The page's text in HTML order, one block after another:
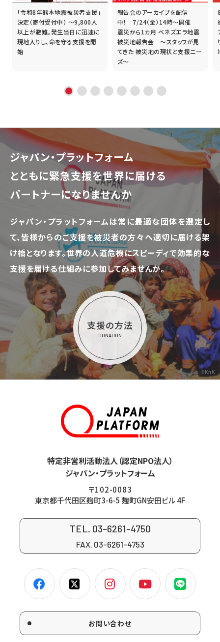
「令和8年熊本地震被災者支援」
決定（寄付受付中） ～9,800人
以上が避難。発生当日に迅速に
現地入りし、命を守る支援を開
始
報告会のアーカイブを配信
中！ 7/24（金）14時～開催
震災から1カ月 ベネズエラ地震
被災地報告会 ～スタッフが見
てきた 被災地の現状と支援ニー
ズ～
ジャパン・プラットフォーム
とともに緊急支援を世界に届ける
パートナーになりませんか
ジャパン・プラットフォームは常に最適な団体を選定し
て、皆様からのご支援を被災者の方々へ適切に届ける架
け橋となります。世界の人道危機にスピーディで効果的な
支援を届ける仕組みに参加してみませんか。
支援の方法
DONATION
©KnK
特定非営利活動法人（認定NPO法人）
ジャパン・プラットフォーム
〒102-0083
東京都千代田区麹町3-6-5 麹町GN安田ビル 4F
TEL. 03-6261-4750
FAX. 03-6261-4753
お問い合わせ